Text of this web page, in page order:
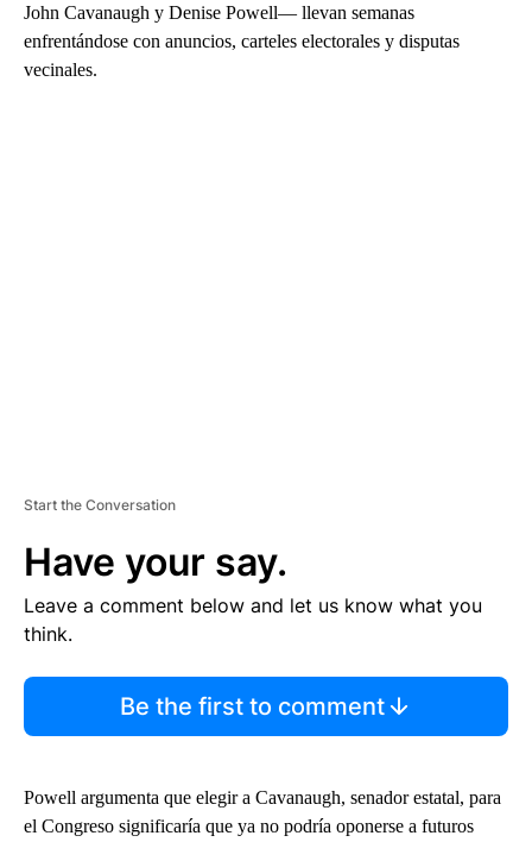
John Cavanaugh y Denise Powell— llevan semanas
enfrentándose con anuncios, carteles electorales y disputas
vecinales.
Start the Conversation
Have your say.
Leave a comment below and let us know what you
think.
Be the first to comment
Powell argumenta que elegir a Cavanaugh, senador estatal, para
el Congreso significaría que ya no podría oponerse a futuros